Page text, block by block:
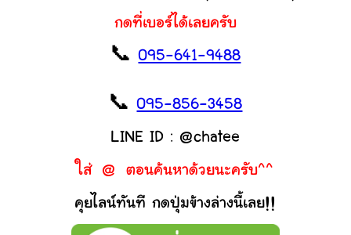
กดที่เบอร์ได้เลยครับ
📞095-641-9488
📞095-856-3458
LINE ID : @chatee
ใส่ @ ตอนค้นหาด้วยนะครับ^^
คุยไลน์ทันที กดปุ่มข้างล่างนี้เลย!!